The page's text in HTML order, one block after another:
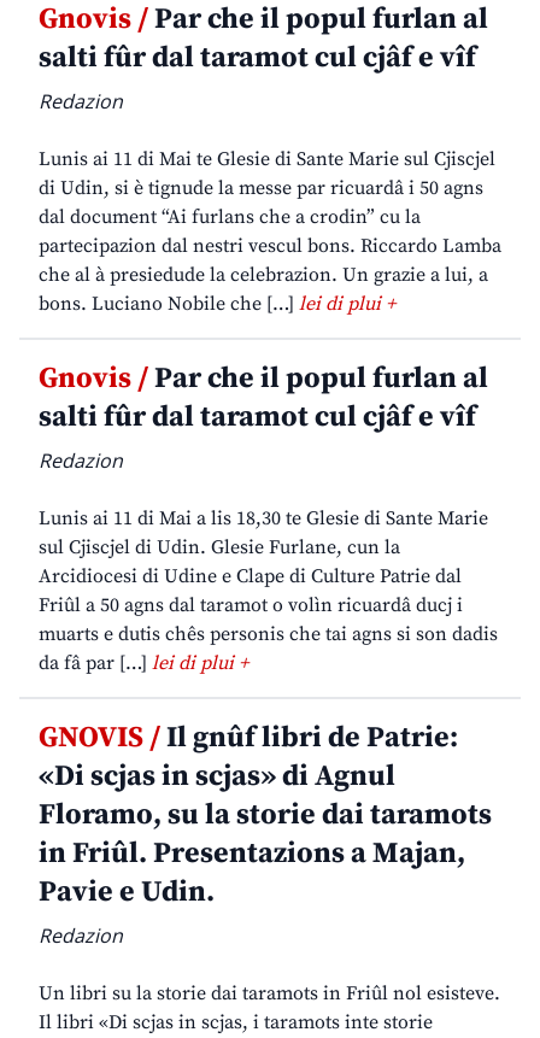
Gnovis /Par che il popul furlan al
salti fûr dal taramot cul cjâf e vîf
Redazion
Lunis ai 11 di Mai te Glesie di Sante Marie sul Cjiscjel
di Udin, si è tignude la messe par ricuardâ i 50 agns
dal document “Ai furlans che a crodin” cu la
partecipazion dal nestri vescul bons. Riccardo Lamba
che al à presiedude la celebrazion. Un grazie a lui, a
bons. Luciano Nobile che […] lei di plui +
Gnovis /Par che il popul furlan al
salti fûr dal taramot cul cjâf e vîf
Redazion
Lunis ai 11 di Mai a lis 18,30 te Glesie di Sante Marie
sul Cjiscjel di Udin. Glesie Furlane, cun la
Arcidiocesi di Udine e Clape di Culture Patrie dal
Friûl a 50 agns dal taramot o volìn ricuardâ ducj i
muarts e dutis chês personis che tai agns si son dadis
da fâ par […] lei di plui +
GNOVIS /Il gnûf libri de Patrie:
«Di scjas in scjas» di Agnul
Floramo, su la storie dai taramots
in Friûl. Presentazions a Majan,
Pavie e Udin.
Redazion
Un libri su la storie dai taramots in Friûl nol esisteve.
Il libri «Di scjas in scjas, i taramots inte storie